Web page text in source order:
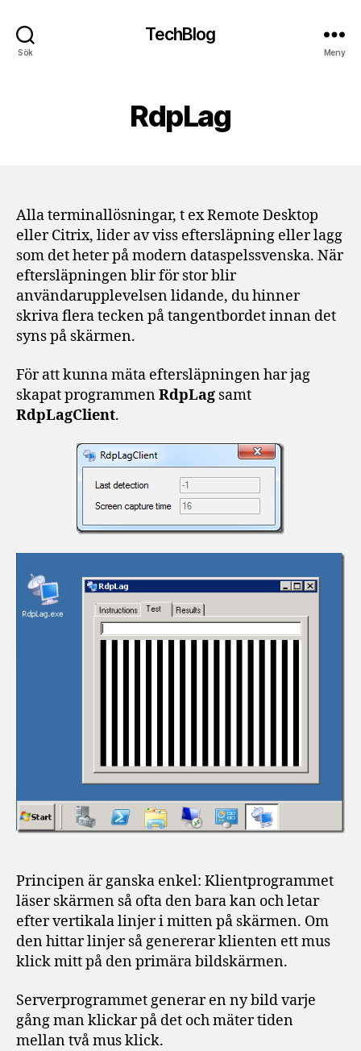
Sök
TechBlog
Meny
RdpLag
Alla terminallösningar, t ex Remote Desktop
eller Citrix, lider av viss eftersläpning eller lagg
som det heter på modern dataspelssvenska. När
eftersläpningen blir för stor blir
användarupplevelsen lidande, du hinner
skriva flera tecken på tangentbordet innan det
syns på skärmen.
För att kunna mäta eftersläpningen har jag
skapat programmenRdpLag samt
RdpLagClient.
Principen är ganska enkel: Klientprogrammet
läser skärmen så ofta den bara kan och letar
efter vertikala linjer i mitten på skärmen. Om
den hittar linjer så genererar klienten ett mus
klick mitt på den primära bildskärmen.
Serverprogrammet generar en ny bild varje
gång man klickar på det och mäter tiden
mellan två mus klick.